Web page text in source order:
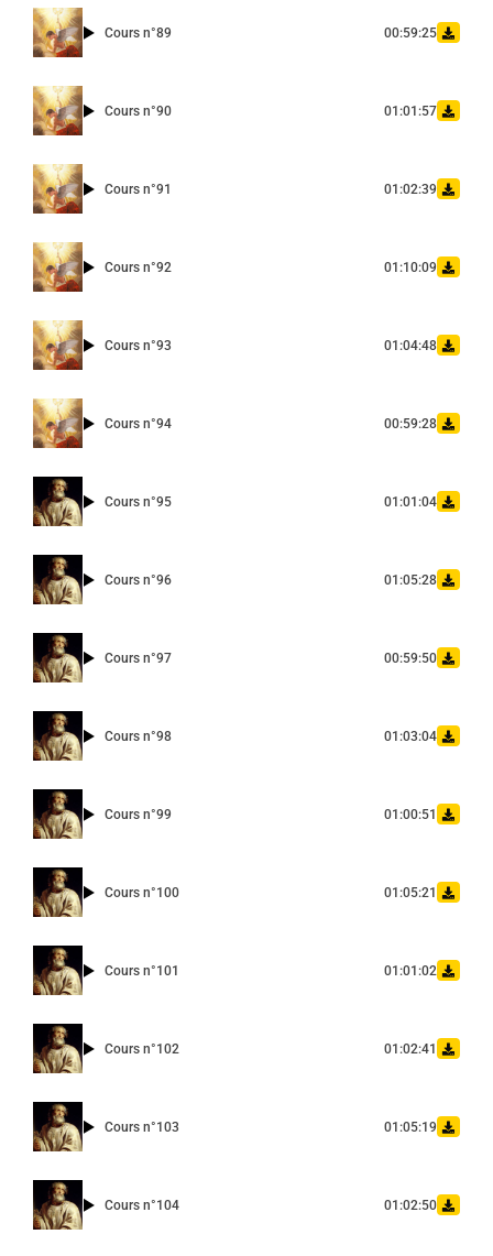
Cours n°89 00:59:25
Cours n°90 01:01:57
Cours n°91 01:02:39
Cours n°92 01:10:09
Cours n°93 01:04:48
Cours n°94 00:59:28
Cours n°95 01:01:04
Cours n°96 01:05:28
Cours n°97 00:59:50
Cours n°98 01:03:04
Cours n°99 01:00:51
Cours n°100 01:05:21
Cours n°101 01:01:02
Cours n°102 01:02:41
Cours n°103 01:05:19
Cours n°104 01:02:50